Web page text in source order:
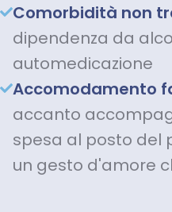
Comorbidità non
dipendenza da
automedicazione
Accomodamento
accanto
spesa al posto del
un gesto d'amore